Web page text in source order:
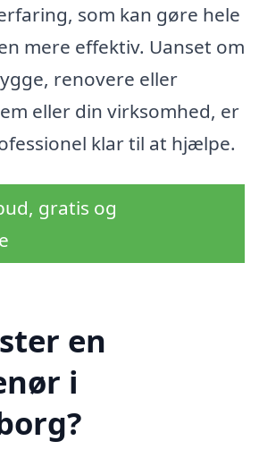
som kan gøre hele
mere effektiv. Uanset om
renovere eller
eller din virksomhed, er
klar til at hjælpe.
gratis og
en
i